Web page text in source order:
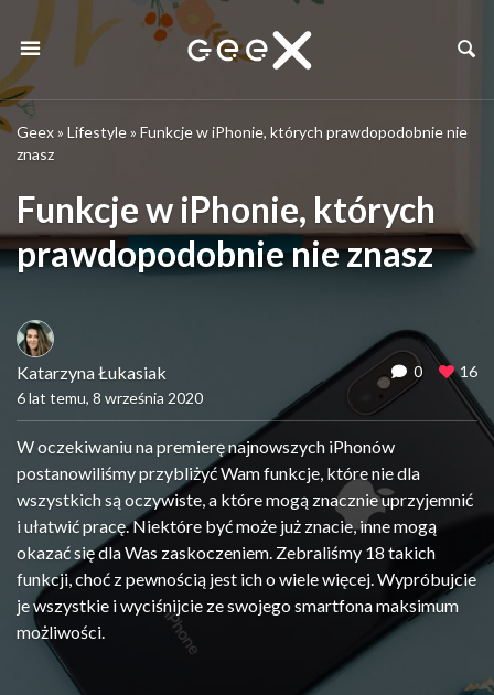
Geex» Lifestyle» Funkcje w iPhonie, których prawdopodobnie nie
znasz
Funkcje w iPhonie, których
prawdopodobnie nie znasz
Katarzyna Łukasiak
6 lat temu, 8 września 2020
0 16
W oczekiwaniu na premierę najnowszych iPhonów
postanowiliśmy przybliżyć Wam funkcje, które nie dla
wszystkich są oczywiste, a które mogą znacznie uprzyjemnić
i ułatwić pracę. Niektóre być może już znacie, inne mogą
okazać się dla Was zaskoczeniem. Zebraliśmy 18 takich
funkcji, choć z pewnością jest ich o wiele więcej. Wypróbujcie
je wszystkie i wyciśnijcie ze swojego smartfona maksimum
możliwości.